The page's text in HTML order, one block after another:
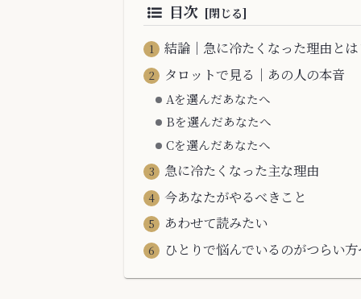
目次
結論｜急に冷たくなった理由とは
タロットで見る｜あの人の本音
Aを選んだあなたへ
Bを選んだあなたへ
Cを選んだあなたへ
急に冷たくなった主な理由
今あなたがやるべきこと
あわせて読みたい
ひとりで悩んでいるのがつらい